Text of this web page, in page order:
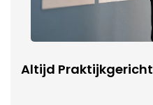
Altijd Praktijkgericht